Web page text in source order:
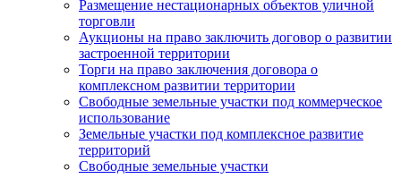
Размещение нестационарных объектов уличной
торговли
Аукционы на право заключить договор о развитии
застроенной территории
Торги на право заключения договора о
комплексном развитии территории
Свободные земельные участки под коммерческое
использование
Земельные участки под комплексное развитие
территорий
Свободные земельные участки